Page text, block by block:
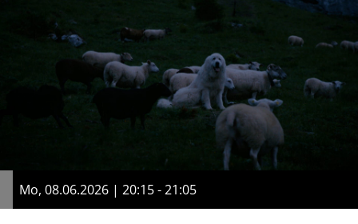
Mo, 08.06.2026 | 20:15 - 21:05